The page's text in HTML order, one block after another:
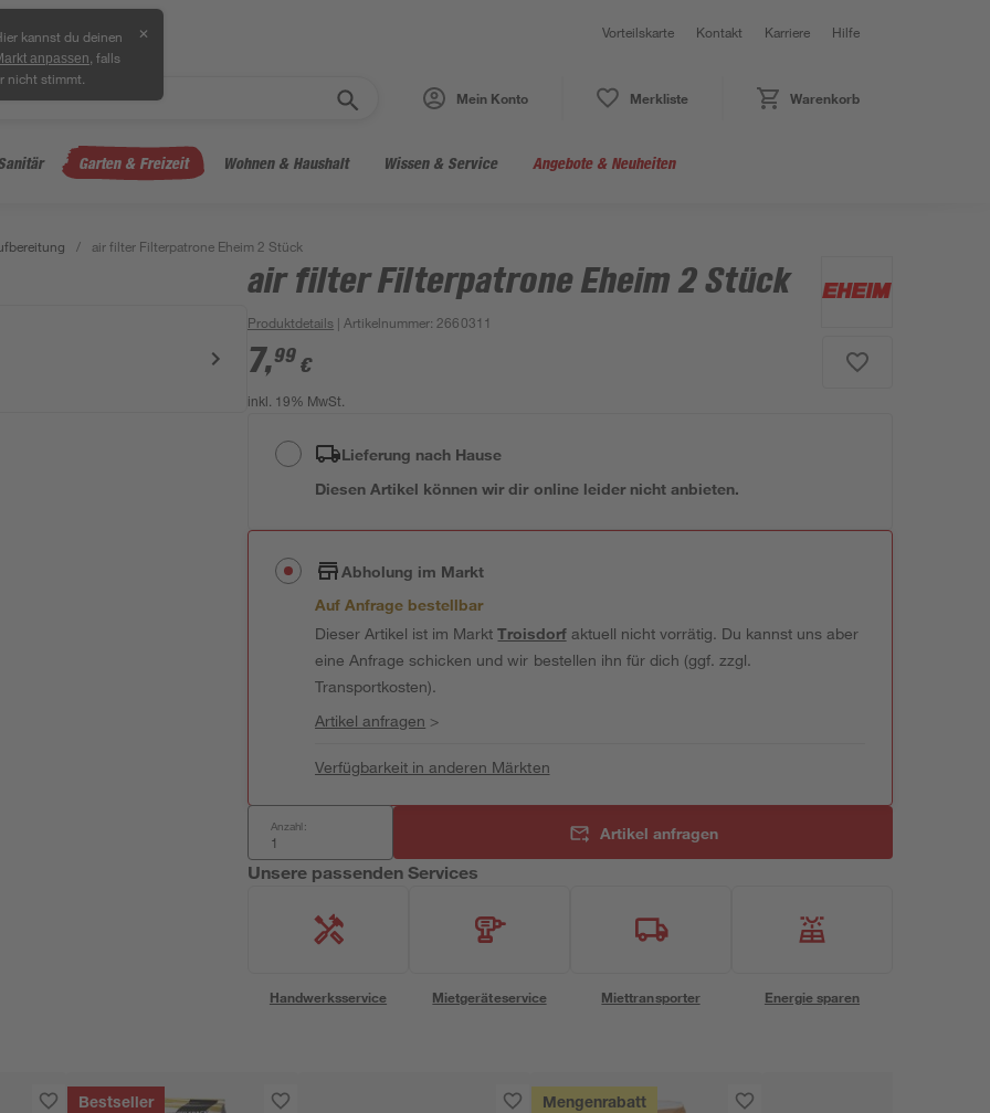
kannst du deinen
anpassen , falls
nicht stimmt.
✕ Vorteilskarte Kontakt Karriere Hilfe
Mein Konto Merkliste Warenkorb
Garten & Freizeit Wohnen & Haushalt Wissen & Service Angebote & Neuheiten
/ air filter Filterpatrone Eheim 2 Stück
air filter Filterpatrone Eheim 2 Stück
Produktdetails | Artikelnummer: 2660311
7,99 €
inkl. 19% MwSt.
Lieferung nach Hause
Diesen Artikel können wir dir online leider nicht anbieten.
Abholung im Markt
Auf Anfrage bestellbar
Dieser Artikel ist im MarktTroisdorfaktuell nicht vorrätig. Du kannst uns aber
eine Anfrage schicken und wir bestellen ihn für dich (ggf. zzgl.
Transportkosten).
Artikel anfragen >
Verfügbarkeit in anderen Märkten
Anzahl: Artikel anfragen
Unsere passenden Services
Handwerksservice Mietgeräteservice Miettransporter Energie sparen
Bestseller Mengenrabatt